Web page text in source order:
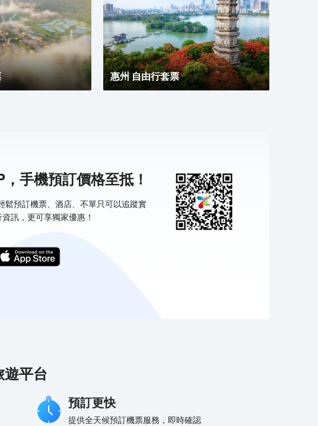
惠州 自由行套票
手機預訂價格至抵！
鬆預訂機票、酒店、不單只可以追蹤實
訊，更可享獨家優惠！
平台
預訂更快
提供全天候預訂機票服務，即時確認